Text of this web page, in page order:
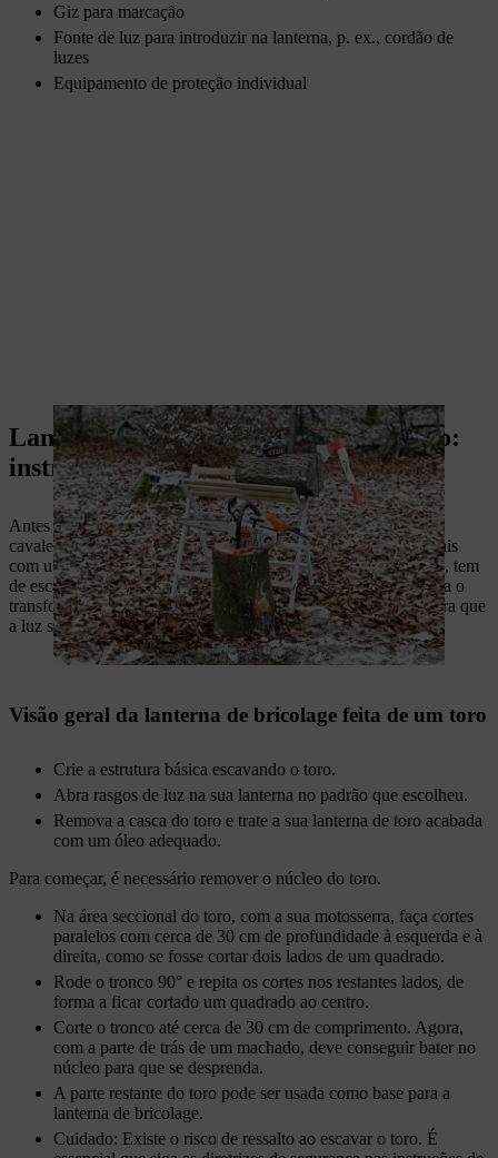
Giz para marcação
Fonte de luz para introduzir na lanterna, p. ex., cordão de
luzes
Equipamento de proteção individual
Lanterna de bricolage feita de um toro:
instruções passo a passo
Antes de ligar a sua motosserra, o melhor é fixar o toro a um
cavalete com uma correia tensora. Marque os seus cortes iniciais
com um pedaço de giz, para saber por onde começar. Primeiro, tem
de escavar o tronco para poder introduzir uma fonte de luz para o
transformar numa luminária; depois, irá esculpir um padrão para que
a luz se possa difundir da sua lanterna para o exterior.
Visão geral da lanterna de bricolage feita de um toro
Crie a estrutura básica escavando o toro.
Abra rasgos de luz na sua lanterna no padrão que escolheu.
Remova a casca do toro e trate a sua lanterna de toro acabada
com um óleo adequado.
Para começar, é necessário remover o núcleo do toro.
Na área seccional do toro, com a sua motosserra, faça cortes
paralelos com cerca de 30 cm de profundidade à esquerda e à
direita, como se fosse cortar dois lados de um quadrado.
Rode o tronco 90° e repita os cortes nos restantes lados, de
forma a ficar cortado um quadrado ao centro.
Corte o tronco até cerca de 30 cm de comprimento. Agora,
com a parte de trás de um machado, deve conseguir bater no
núcleo para que se desprenda.
A parte restante do toro pode ser usada como base para a
lanterna de bricolage.
Cuidado: Existe o risco de ressalto ao escavar o toro. É